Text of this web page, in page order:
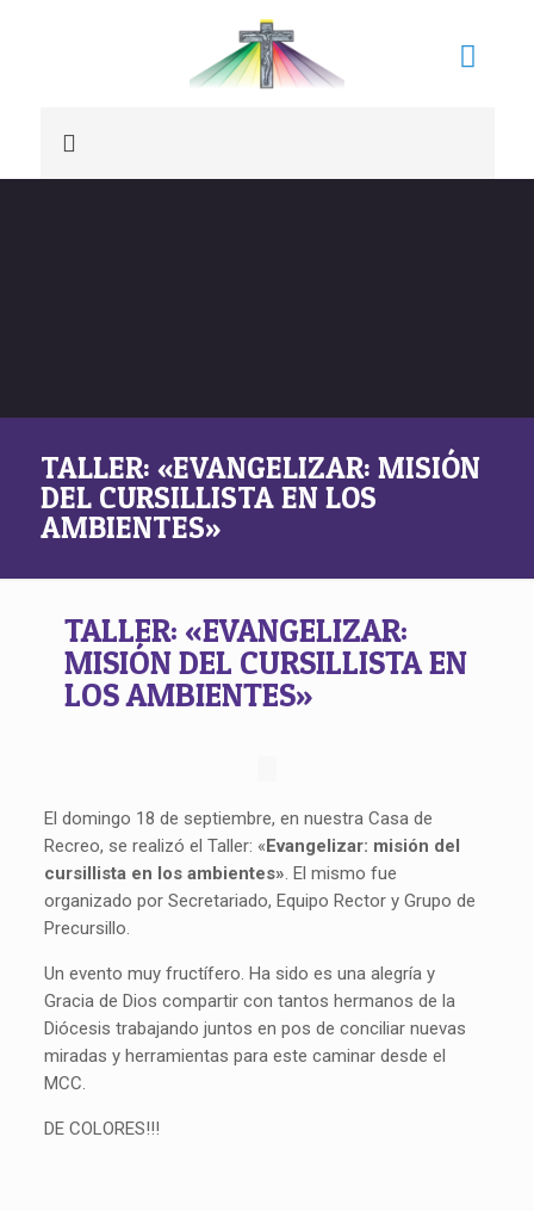
TALLER: «EVANGELIZAR: MISIÓN
DEL CURSILLISTA EN LOS
AMBIENTES»
TALLER: «EVANGELIZAR:
MISIÓN DEL CURSILLISTA EN
LOS AMBIENTES»
El domingo 18 de septiembre, en nuestra Casa de
Recreo, se realizó el Taller: «Evangelizar: misión del
cursillista en los ambientes». El mismo fue
organizado por Secretariado, Equipo Rector y Grupo de
Precursillo.
Un evento muy fructífero. Ha sido es una alegría y
Gracia de Dios compartir con tantos hermanos de la
Diócesis trabajando juntos en pos de conciliar nuevas
miradas y herramientas para este caminar desde el
MCC.
DE COLORES!!!